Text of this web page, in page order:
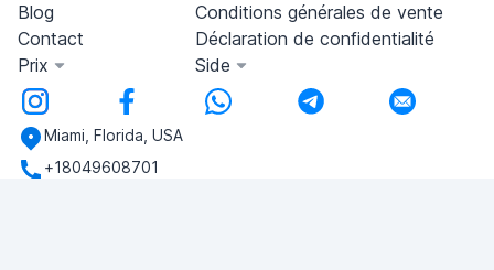
Blog
Contact
Prix
Conditions générales de vente
Déclaration de confidentialité
Side
Miami, Florida, USA
+18049608701